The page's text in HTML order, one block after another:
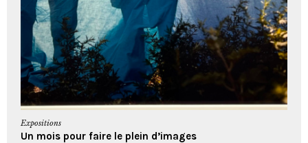
Expositions
Un mois pour faire le plein d’images